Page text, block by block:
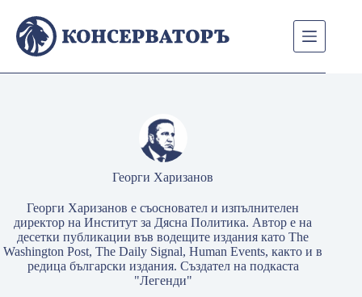
content
Георги Харизанов
Георги Харизанов е съосновател и изпълнителен
директор на Институт за Дясна Политика. Автор е на
десетки публикации във водещите издания като The
Washington Post, The Daily Signal, Human Events, както и в
редица български издания. Създател на подкаста
"Легенди"